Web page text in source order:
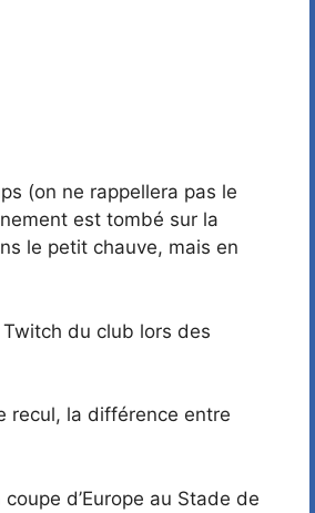
(on ne rappellera pas le
est tombé sur la
le petit chauve, mais en
du club lors des
recul, la différence entre
d’Europe au Stade de